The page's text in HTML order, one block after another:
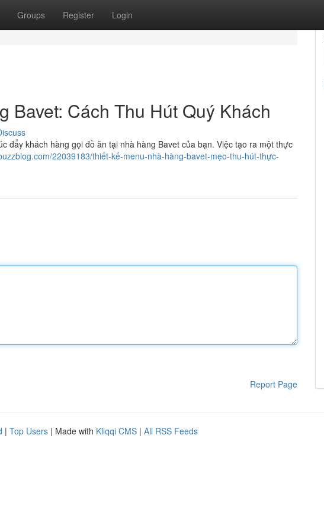
Groups Register Login
Bavet: Cách Thu Hút Quý Khách
đẩy khách hàng gọi đồ ăn tại nhà hàng Bavet của bạn. Việc tạo ra một thực
22039183/thiết-kế-menu-nhà-hàng-bavet-mẹo-thu-hút-thực-
Report Page
| Top Users | Made with Kliqqi CMS | All RSS Feeds